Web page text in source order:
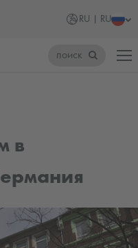
RU | RU
поиск
в